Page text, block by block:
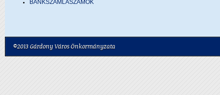
BANKSZÁMLASZÁMOK
©2013 Gárdony Város Önkormányzata